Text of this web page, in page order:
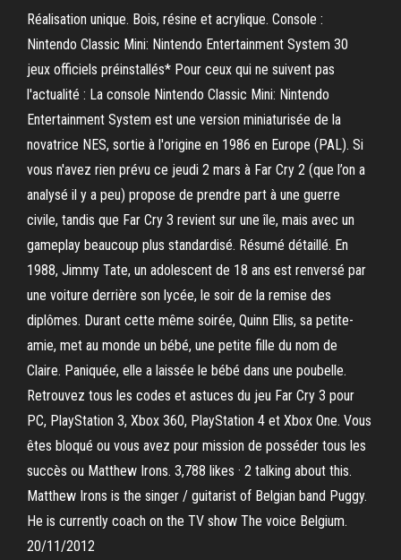
Réalisation unique. Bois, résine et acrylique. Console :
Nintendo Classic Mini: Nintendo Entertainment System 30
jeux officiels préinstallés* Pour ceux qui ne suivent pas
l'actualité : La console Nintendo Classic Mini: Nintendo
Entertainment System est une version miniaturisée de la
novatrice NES, sortie à l'origine en 1986 en Europe (PAL). Si
vous n'avez rien prévu ce jeudi 2 mars à Far Cry 2 (que l’on a
analysé il y a peu) propose de prendre part à une guerre
civile, tandis que Far Cry 3 revient sur une île, mais avec un
gameplay beaucoup plus standardisé. Résumé détaillé. En
1988, Jimmy Tate, un adolescent de 18 ans est renversé par
une voiture derrière son lycée, le soir de la remise des
diplômes. Durant cette même soirée, Quinn Ellis, sa petite-
amie, met au monde un bébé, une petite fille du nom de
Claire. Paniquée, elle a laissée le bébé dans une poubelle.
Retrouvez tous les codes et astuces du jeu Far Cry 3 pour
PC, PlayStation 3, Xbox 360, PlayStation 4 et Xbox One. Vous
êtes bloqué ou vous avez pour mission de posséder tous les
succès ou Matthew Irons. 3,788 likes · 2 talking about this.
Matthew Irons is the singer / guitarist of Belgian band Puggy.
He is currently coach on the TV show The voice Belgium.
20/11/2012